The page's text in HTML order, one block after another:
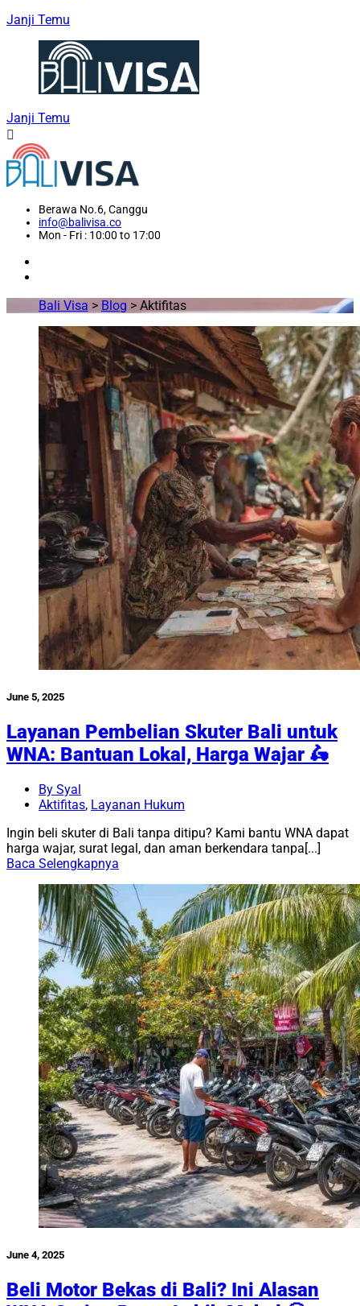
Janji Temu
Janji Temu
Berawa No.6, Canggu
info@balivisa.co
Mon - Fri : 10:00 to 17:00
Bali Visa > Blog > Aktifitas
June 5, 2025
Layanan Pembelian Skuter Bali untuk
WNA: Bantuan Lokal, Harga Wajar 🛵
By Syal
Aktifitas, Layanan Hukum
Ingin beli skuter di Bali tanpa ditipu? Kami bantu WNA dapat
harga wajar, surat legal, dan aman berkendara tanpa[...]
Baca Selengkapnya
June 4, 2025
Beli Motor Bekas di Bali? Ini Alasan